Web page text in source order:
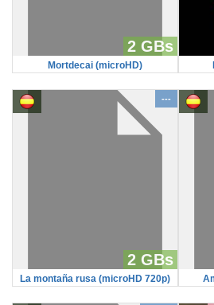
2 GBs
Mortdecai (microHD)
---
2 GBs
La montaña rusa (microHD 720p)